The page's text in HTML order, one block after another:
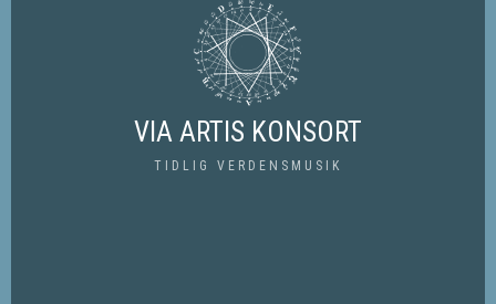
VIA ARTIS KONSORT
TIDLIG VERDENSMUSIK